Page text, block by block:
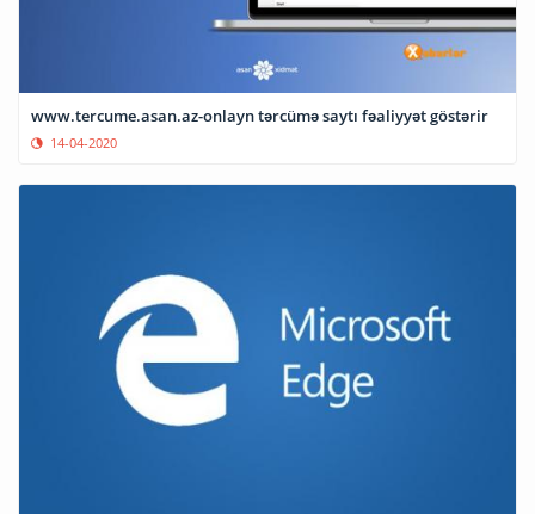
www.tercume.asan.az-onlayn tərcümə saytı fəaliyyət göstərir
14-04-2020